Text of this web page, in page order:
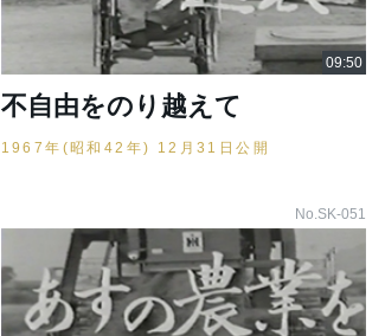
不自由をのり越えて
1967年(昭和42年) 12月31日公開
No.SK-051